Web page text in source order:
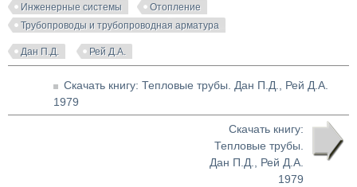
Инженерные системы
Отопление
Трубопроводы и трубопроводная арматура
Дан П.Д. Рей Д.А.
Скачать книгу: Тепловые трубы. Дан П.Д., Рей Д.А.
1979
Скачать книгу:
Тепловые трубы.
Дан П.Д., Рей Д.А.
1979